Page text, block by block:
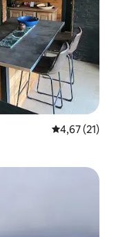
4,67 (21)